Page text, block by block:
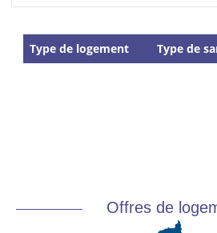
Type de logement Type de
Offres de